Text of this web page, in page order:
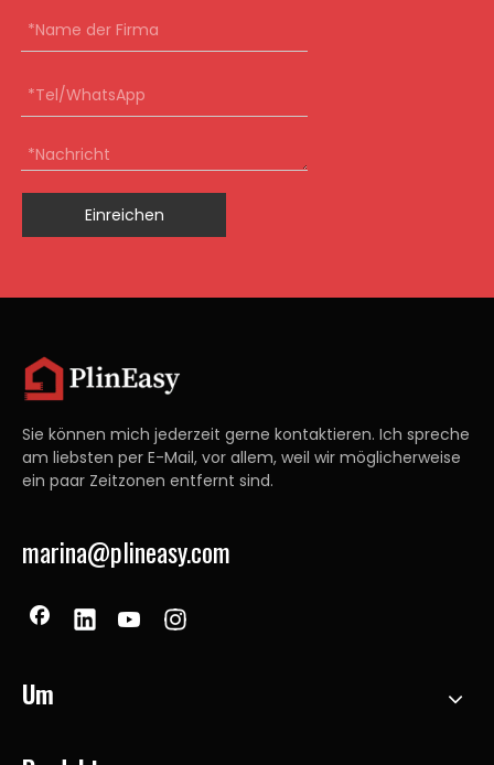
Einreichen
Sie können mich jederzeit gerne kontaktieren. Ich spreche
am liebsten per E-Mail, vor allem, weil wir möglicherweise
ein paar Zeitzonen entfernt sind.
marina@plineasy.com
Um